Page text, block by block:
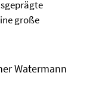
große
Watermann